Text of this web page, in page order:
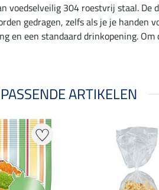
304 roestvrij staal. De
gedragen, zelfs als je je handen
een standaard drinkopening.
ARTIKELEN